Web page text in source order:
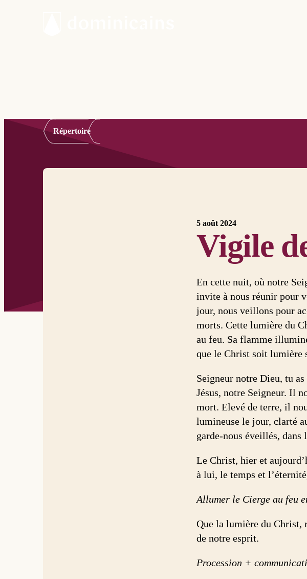
Répertoire
5 août 2024
Vigile
En cette nuit, où notre
invite à nous réunir pour
jour, nous veillons pour
morts. Cette lumière du
au feu. Sa flamme
que le Christ soit lumière
Seigneur notre Dieu, tu
Jésus, notre Seigneur. Il
mort. Elevé de terre, il
lumineuse le jour, clarté
garde-nous éveillés, dans
Le Christ, hier et
à lui, le temps et
Allumer le Cierge au feu
Que la lumière du Christ,
de notre esprit.
Procession +